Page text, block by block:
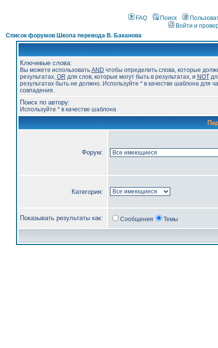
FAQ Поиск
Войти и
Список форумов Школа перевода В. Баканова
Ключевые слова:
Вы можете использовать AND чтобы определить слова, которые
результатах, OR для слов, которые могут быть в результатах, и NOT
результатах быть не должно. Используйте * в качестве шаблона для
совпадения.
Поиск по автору:
Используйте * в качестве шаблона
Форум:
Категория:
Показывать результаты как: Сообщения Темы